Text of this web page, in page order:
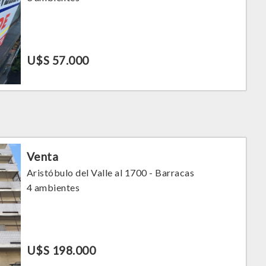
U$S 57.000
Venta
Aristóbulo del Valle al 1700 - Barracas
4 ambientes
U$S 198.000